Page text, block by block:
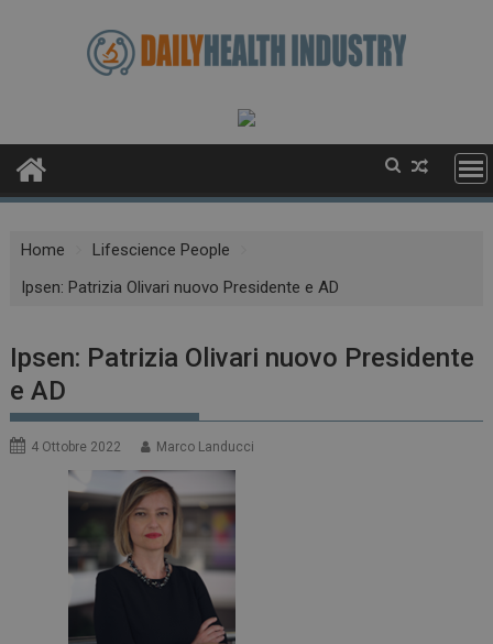
Home
Lifescience People
Ipsen: Patrizia Olivari nuovo Presidente e AD
Ipsen: Patrizia Olivari nuovo Presidente
e AD
4 Ottobre 2022 Marco Landucci